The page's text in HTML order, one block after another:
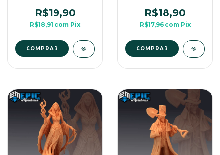
Mesa
R$19,90
R$18,91 com Pix
COMPRAR
Mesa
R$18,90
R$17,96 com Pix
COMPRAR